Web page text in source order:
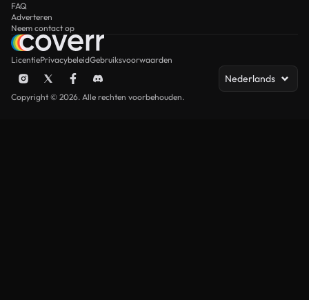
FAQ
Adverteren
Neem contact op
LicentiePrivacybeleidGebruiksvoorwaarden
Nederlands
Copyright © 2026. Alle rechten voorbehouden.